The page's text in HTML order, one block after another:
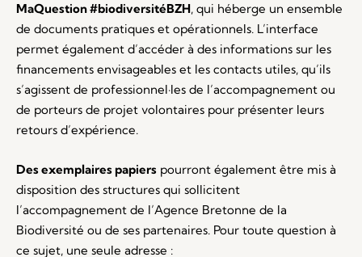
MaQuestion #biodiversitéBZH, qui héberge un ensemble
de documents pratiques et opérationnels. L’interface
permet également d’accéder à des informations sur les
financements envisageables et les contacts utiles, qu’ils
s’agissent de professionnel·les de l’accompagnement ou
de porteurs de projet volontaires pour présenter leurs
retours d’expérience.
Des exemplaires papiers pourront également être mis à
disposition des structures qui sollicitent
l’accompagnement de l’Agence Bretonne de la
Biodiversité ou de ses partenaires. Pour toute question à
ce sujet, une seule adresse :